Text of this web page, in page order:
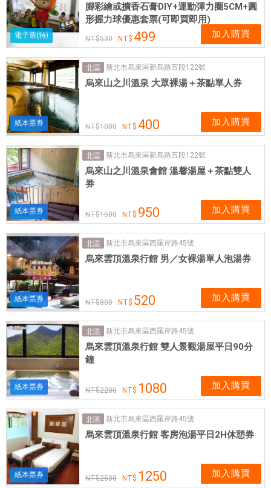
電子票(特)
腳彩繪或擴香石膏DIY+運動彈力圈5CM+圓
形握力球優惠套票(可即買即用)
530 499 加入購買
紙本票券
北區 新北市烏來區新烏路五段122號
烏來山之川溫泉 大眾裸湯＋茶點單人券
1000 400 加入購買
紙本票券
北區 新北市烏來區新烏路五段122號
烏來山之川溫泉會館 溫馨湯屋＋茶點雙人
券
1500 950 加入購買
紙本票券
北區 新北市烏來區西羅岸路45號
烏來雲頂溫泉行館 男／女裸湯單人泡湯券
800 520 加入購買
紙本票券
北區 新北市烏來區西羅岸路45號
烏來雲頂溫泉行館 雙人景觀湯屋平日90分
鐘
2200 1080 加入購買
紙本票券
北區 新北市烏來區西羅岸路45號
烏來雲頂溫泉行館 客房泡湯平日2H休憩券
2500 1250 加入購買